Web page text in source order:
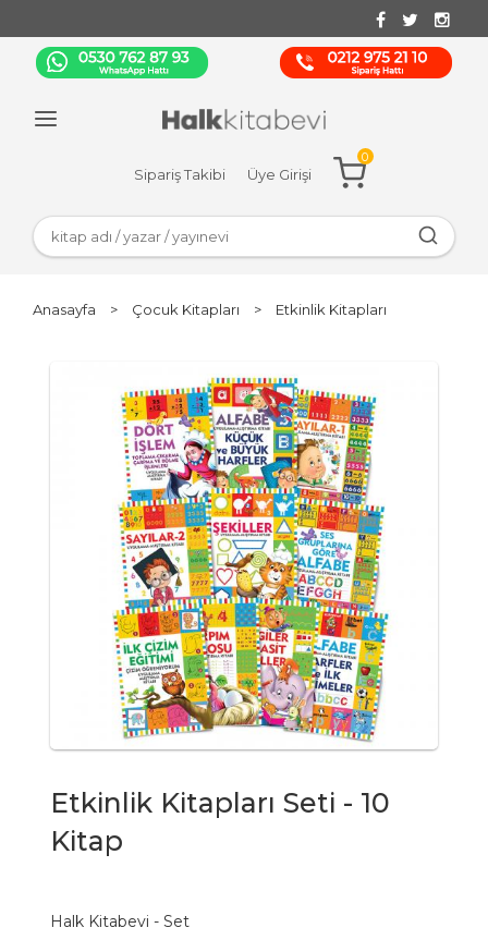
Sipariş Takibi Üye Girişi
0
Anasayfa > Çocuk Kitapları > Etkinlik Kitapları
Etkinlik Kitapları Seti - 10
Kitap
Halk Kitabevi - Set